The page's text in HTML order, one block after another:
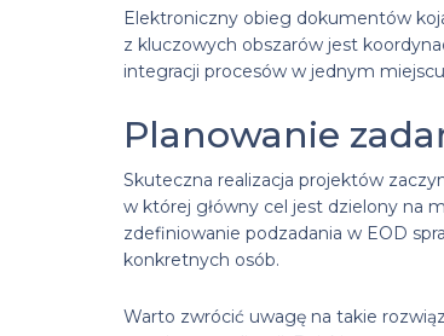
Elektroniczny obieg dokumentów
z kluczowych obszarów jest
integracji procesów w jednym
Planowanie
Skuteczna realizacja projektów
w której główny cel jest dzielony na
zdefiniowanie podzadania w EOD
konkretnych osób.
Warto zwrócić uwagę na takie